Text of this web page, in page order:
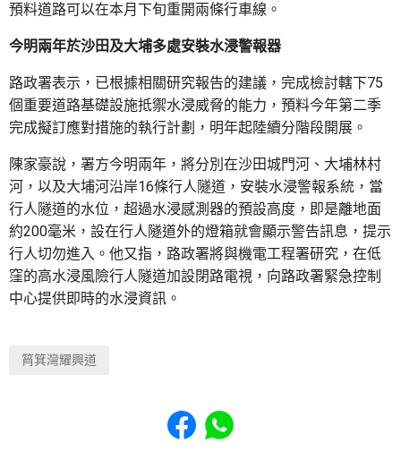
預料道路可以在本月下旬重開兩條行車線。
今明兩年於沙田及大埔多處安裝水浸警報器
路政署表示，已根據相關研究報告的建議，完成檢討轄下75
個重要道路基礎設施抵禦水浸威脅的能力，預料今年第二季
完成擬訂應對措施的執行計劃，明年起陸續分階段開展。
陳家豪說，署方今明兩年，將分別在沙田城門河、大埔林村
河，以及大埔河沿岸16條行人隧道，安裝水浸警報系統，當
行人隧道的水位，超過水浸感測器的預設高度，即是離地面
約200毫米，設在行人隧道外的燈箱就會顯示警告訊息，提示
行人切勿進入。他又指，路政署將與機電工程署研究，在低
窪的高水浸風險行人隧道加設閉路電視，向路政署緊急控制
中心提供即時的水浸資訊。
筲箕灣耀興道
Share to Facebook
Share to WhatsApp